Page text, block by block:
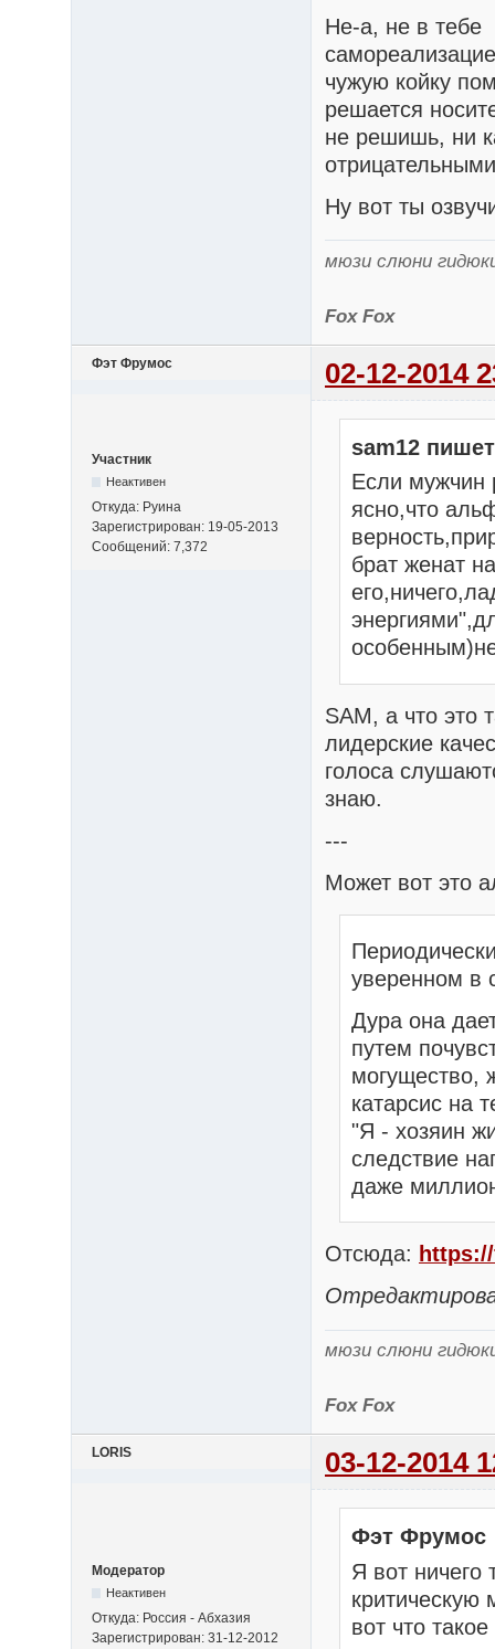
Не-а, не в тебе
чужую койку
решается
не решишь, ни
Ну вот ты
мюзи слюни
Fox Fox
Фэт Фрумос 02-12-2014
Участник
Неактивен
Откуда: Руина
Зарегистрирован: 19-05-2013
Сообщений: 7,372
sam12
Если мужчин
ясно,что
брат женат
SAM, а что это
лидерские
голоса
знаю.
---
Может вот это
уверенном в
Дура она
путем
могущество,
катарсис на
"Я - хозяин
следствие
даже
Отсюда:
мюзи слюни
Fox Fox
LORIS 03-12-2014
Модератор
Неактивен
Откуда: Россия - Абхазия
Зарегистрирован: 31-12-2012
Фэт Фрумос
Я вот ничего
критическую
вот что